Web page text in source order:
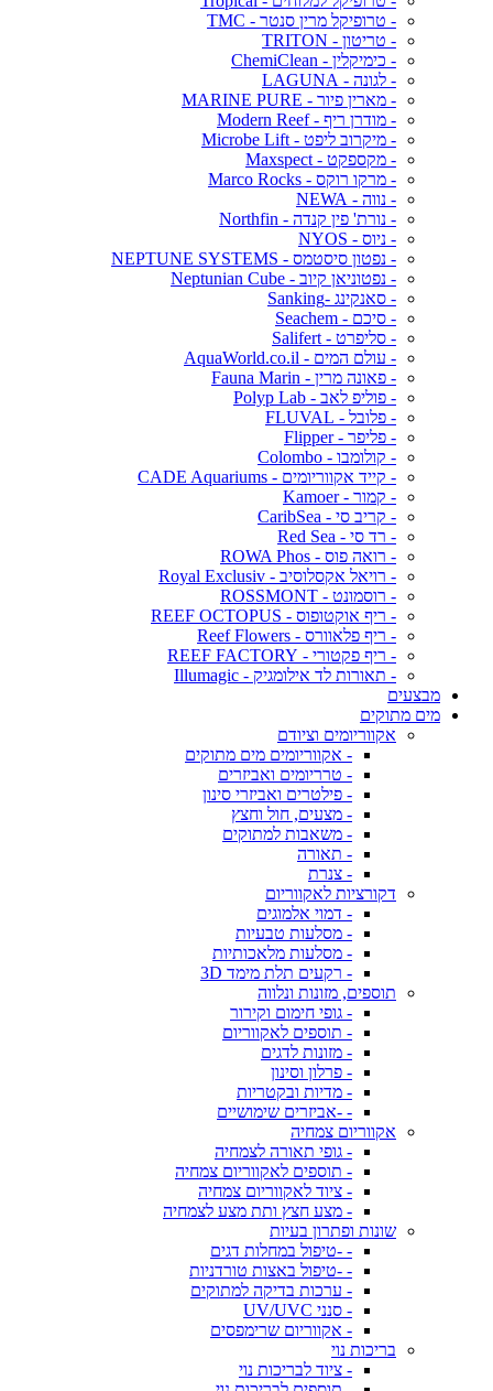
- טרופיקל מרין סנטר - TMC
- טריטון - TRITON
- כימיקלין - ChemiClean
- לגונה - LAGUNA
- מארין פיור - MARINE PURE
- מודרן ריף - Modern Reef
- מיקרוב ליפט - Microbe Lift
- מקספקט - Maxspect
- מרקו רוקס - Marco Rocks
- נווה - NEWA
- נורת' פין קנדה - Northfin
- ניוס - NYOS
- נפטון סיסטמס - NEPTUNE SYSTEMS
- נפטוניאן קיוב - Neptunian Cube
- סאנקינג -Sanking
- סיכם - Seachem
- סליפרט - Salifert
- עולם המים - AquaWorld.co.il
- פאונה מרין - Fauna Marin
- פוליפ לאב - Polyp Lab
- פלובל - FLUVAL
- פליפר - Flipper
- קולומבו - Colombo
- קייד אקווריומים - CADE Aquariums
- קמור - Kamoer
- קריב סי - CaribSea
- רד סי - Red Sea
- רואה פוס - ROWA Phos
- רויאל אקסלוסיב - Royal Exclusiv
- רוסמונט - ROSSMONT
- ריף אוקטופוס - REEF OCTOPUS
- ריף פלאוורס - Reef Flowers
- ריף פקטורי - REEF FACTORY
- תאורות לד אילומגיק - Illumagic
מבצעים
מים מתוקים
אקווריומים וציודם
- אקווריומים מים מתוקים
- טרריומים ואביזרים
- פילטרים ואביזרי סינון
- מצעים, חול וחצץ
- משאבות למתוקים
- תאורה
- צנרת
דקורציות לאקווריום
- דמוי אלמוגים
- מסלעות טבעיות
- מסלעות מלאכותיות
- רקעים תלת מימד 3D
תוספים, מזונות ונלווה
- גופי חימום וקירור
- תוספים לאקווריום
- מזונות לדגים
- פרלון וסינון
- מדיות ובקטריות
- -אביזרים שימושיים
אקווריום צמחיה
- גופי תאורה לצמחיה
- תוספים לאקווריום צמחיה
- ציוד לאקווריום צמחיה
- מצע חצץ ותת מצע לצמחיה
שונות ופתרון בעיות
- -טיפול במחלות דגים
- -טיפול באצות טורדניות
- ערכות בדיקה למתוקים
- סנני UV/UVC
- אקווריום שרימפסים
בריכות נוי
- ציוד לבריכות נוי